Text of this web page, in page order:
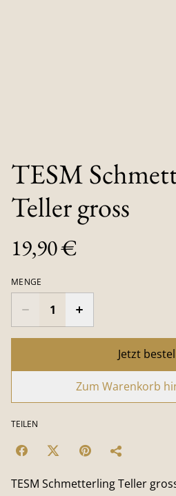
TESM
Teller gross
19,90 €
MENGE
Jetzt
Zum Warenkorb
TEILEN
TESM Schmetterling Teller